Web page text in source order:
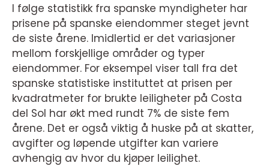
I følge statistikk fra spanske myndigheter har
prisene på spanske eiendommer steget jevnt
de siste årene. Imidlertid er det variasjoner
mellom forskjellige områder og typer
eiendommer. For eksempel viser tall fra det
spanske statistiske instituttet at prisen per
kvadratmeter for brukte leiligheter på Costa
del Sol har økt med rundt 7% de siste fem
årene. Det er også viktig å huske på at skatter,
avgifter og løpende utgifter kan variere
avhengig av hvor du kjøper leilighet.